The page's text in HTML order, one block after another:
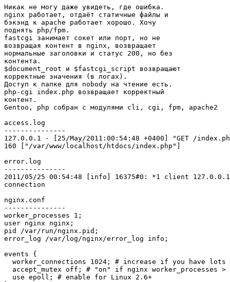
Никак не могу даже увидеть, где ошибка.
nginx работает, отдаёт статичные файлы и
бэкэнд к apache работает хорошо. Хочу
поднять php/fpm.
fastcgi занимает сокет или порт, но не
возвращая контент в nginx, возвращает
нормальные заголовки и статус 200, но без
контента.
$document_root и $fastcgi_script возвращают
корректные значения (в логах).
Доступ к папке для nobody на чтение есть.
php-cgi index.php возвращает корректный
контент.
Gentoo, php собран с модулями cli, cgi, fpm, apache2
access.log
---------------
127.0.0.1 - [25/May/2011:00:54:48 +0400] "GET /
160 ["/var/www/localhost/htdocs/index.php"]
error.log
---------------
2011/05/25 00:54:48 [info] 16375#0: *1 client
connection
nginx.conf
---------------
worker_processes 1;
user nginx nginx;
pid /var/run/nginx.pid;
error_log /var/log/nginx/error_log info;
events {
worker_connections 1024; # increase if you have lots
accept_mutex off; # "on" if nginx worker_processes >
  use epoll; # enable for Linux 2.6+